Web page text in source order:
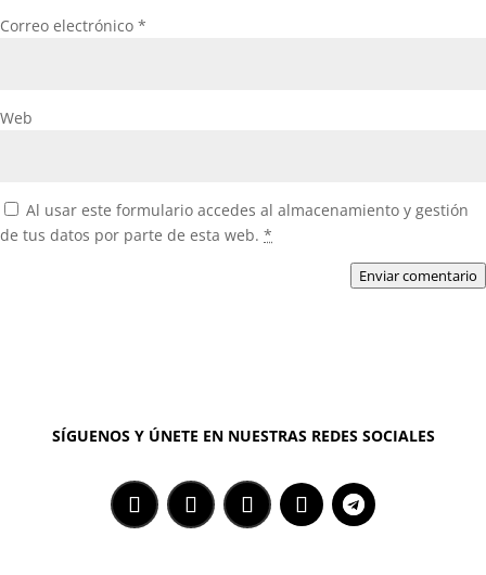
Correo electrónico *
Web
Al usar este formulario accedes al almacenamiento y gestión
de tus datos por parte de esta web. *
Enviar comentario
SÍGUENOS Y ÚNETE EN NUESTRAS REDES SOCIALES